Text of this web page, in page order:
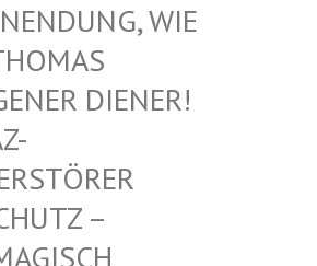
WIE .ORG!
LEIBEI
AAZ-AA
ZUM SC